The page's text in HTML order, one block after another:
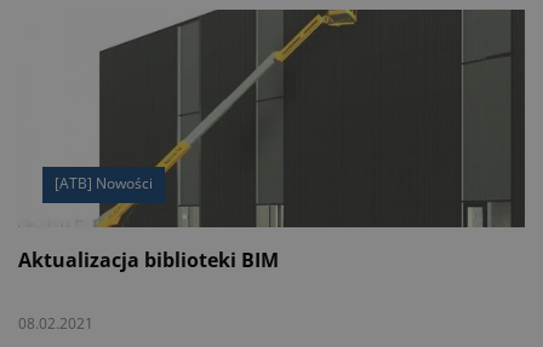
[ATB] Nowości
Aktualizacja biblioteki BIM
08.02.2021